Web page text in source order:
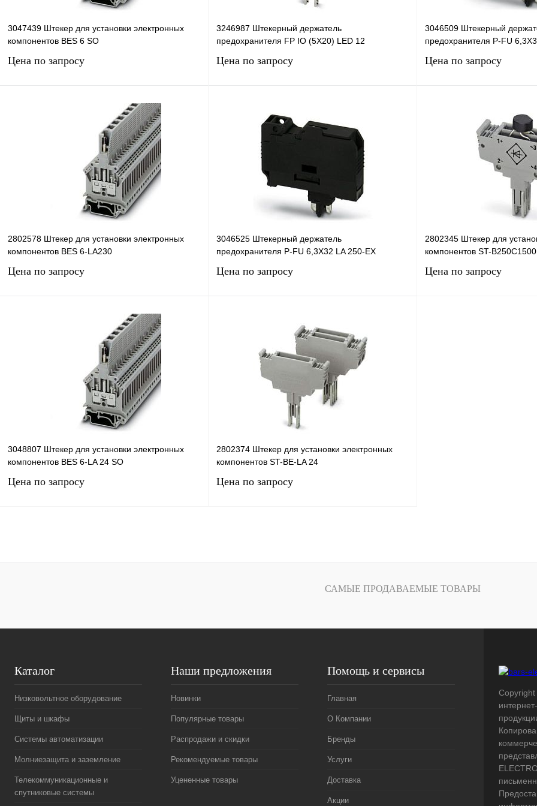
3047439 Штекер для установки электронных
компонентов BES 6 SO
Цена по запросу
Запросить цену
Сравнение
Под заказ
3246987 Штекерный держатель
предохранителя FP IO (5X20) LED 12
Цена по запросу
Купить в 1 клик Сравнение
Под заказ
3046509 Штекерный
предохранителя P-FU
Цена по запросу
Купить в 1 клик
2802578 Штекер для установки электронных
компонентов BES 6-LA230
Цена по запросу
Запросить цену
Сравнение
Под заказ
3046525 Штекерный держатель
предохранителя P-FU 6,3X32 LA 250-EX
Цена по запросу
Купить в 1 клик Сравнение
В избранное Под заказ
2802345 Штекер для
компонентов ST-B250C1500
Цена по запросу
3048807 Штекер для установки электронных
компонентов BES 6-LA 24 SO
Цена по запросу
Купить в 1 клик Сравнение
2802374 Штекер для установки электронных
компонентов ST-BE-LA 24
Цена по запросу
Купить в 1 клик Сравнение
САМЫЕ ПРОДАВАЕМЫЕ ТОВАРЫ
Каталог
Низковольтное оборудование
Щиты и шкафы
Системы автоматизации
Молниезащита и заземление
Телекоммуникационные и
спутниковые системы
Наши предложения
Новинки
Популярные товары
Распродажи и скидки
Рекомендуемые товары
Уцененные товары
Помощь и сервисы
Главная
О Компании
Бренды
Услуги
Доставка
Акции